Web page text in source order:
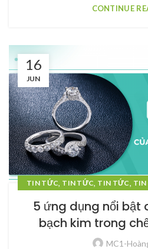
CONTINUE
16
JUN
TIN TỨC, TIN TỨC, TIN TỨC, TIN
5 ứng dụng nổi bật
bạch kim trong
MC1-